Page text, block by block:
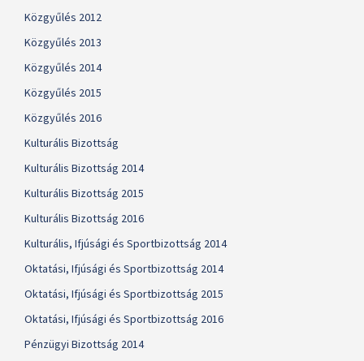
Közgyűlés 2012
Közgyűlés 2013
Közgyűlés 2014
Közgyűlés 2015
Közgyűlés 2016
Kulturális Bizottság
Kulturális Bizottság 2014
Kulturális Bizottság 2015
Kulturális Bizottság 2016
Kulturális, Ifjúsági és Sportbizottság 2014
Oktatási, Ifjúsági és Sportbizottság 2014
Oktatási, Ifjúsági és Sportbizottság 2015
Oktatási, Ifjúsági és Sportbizottság 2016
Pénzügyi Bizottság 2014